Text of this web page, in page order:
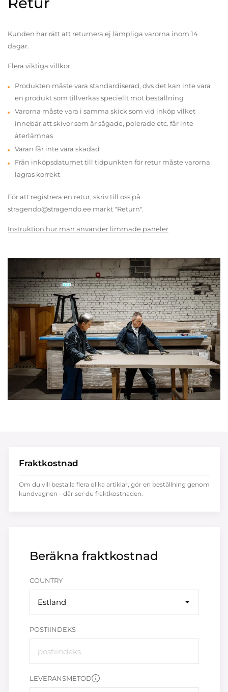
Kunden har rätt att returnera ej lämpliga varorna inom 14
dagar.
Flera viktiga villkor:
Produkten måste vara standardiserad, dvs det kan inte vara
en produkt som tillverkas speciellt mot beställning
Varorna måste vara i samma skick som vid inköp vilket
innebär att skivor som är sågade, polerade etc. får inte
återlämnas
Varan får inte vara skadad
Från inköpsdatumet till tidpunkten för retur måste varorna
lagras korrekt
För att registrera en retur, skriv till oss på
stragendo@stragendo.ee märkt "Return".
Instruktion hur man använder limmade paneler
Beräkna fraktkostnad
COUNTRY
Estland
POSTIINDEKS
LEVERANSMETOD
Fraktkostnad
Om du vill beställa flera olika artiklar, gör en beställning genom
kundvagnen - där ser du fraktkostnaden.